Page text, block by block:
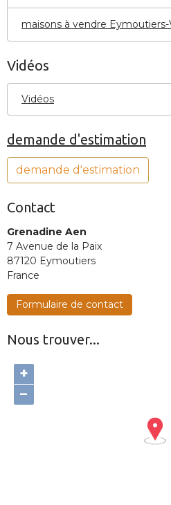
maisons à vendre Eymoutiers-
Vidéos
Vidéos
demande d'estimation
demande d'estimation
Contact
Grenadine Aen
7 Avenue de la Paix
87120 Eymoutiers
France
Formulaire de contact
Nous trouver...
+
−